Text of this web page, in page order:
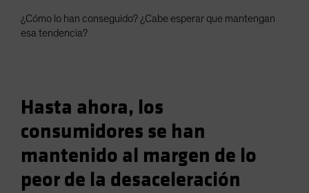
¿Cómo lo han conseguido? ¿Cabe esperar que mantengan
esa tendencia?
Hasta ahora, los
consumidores se han
mantenido al margen de lo
peor de la desaceleración